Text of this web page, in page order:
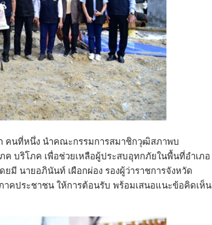
คนที่หนึ่ง นำคณะกรรมการสมาชิกวุฒิสภาพบ
บริโภค เพื่อช่วยเหลือผู้ประสบอุทกภัยในพื้นที่อำเภอ
มี นายอภินันท์ เผือกผ่อง รองผู้ว่าราชการจังหวัด
คประชาชน ให้การต้อนรับ พร้อมเสนอแนะข้อคิดเห็น